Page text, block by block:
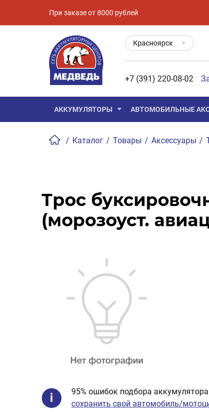
При заказе от 8000 рублей
Красноярск
+7 (391) 220-08-02
АККУМУЛЯТОРЫ АВТОМОБИЛЬНЫЕ
/ Каталог / Товары / Аксессуары /
Трос
(морозоуст.
95% ошибок подбора
сохранить свой автомобиль/